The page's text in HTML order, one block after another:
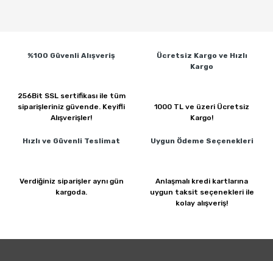
%100 Güvenli Alışveriş
256Bit SSL sertifikası ile tüm
siparişleriniz güvende. Keyifli
Alışverişler!
Ücretsiz Kargo ve Hızlı
Kargo
1000 TL ve üzeri Ücretsiz
Kargo!
Hızlı ve Güvenli Teslimat
Verdiğiniz siparişler aynı gün
kargoda.
Uygun Ödeme Seçenekleri
Anlaşmalı kredi kartlarına
uygun taksit seçenekleri ile
kolay alışveriş!